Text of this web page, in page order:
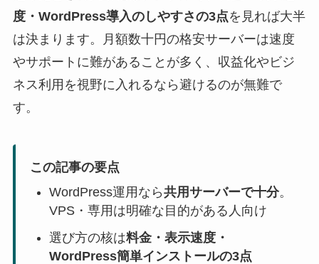
度・WordPress導入のしやすさの3点を見れば大半
は決まります。月額数十円の格安サーバーは速度
やサポートに難があることが多く、収益化やビジ
ネス利用を視野に入れるなら避けるのが無難で
す。
この記事の要点
WordPress運用なら共用サーバーで十分。
VPS・専用は明確な目的がある人向け
選び方の核は料金・表示速度・
WordPress簡単インストールの3点